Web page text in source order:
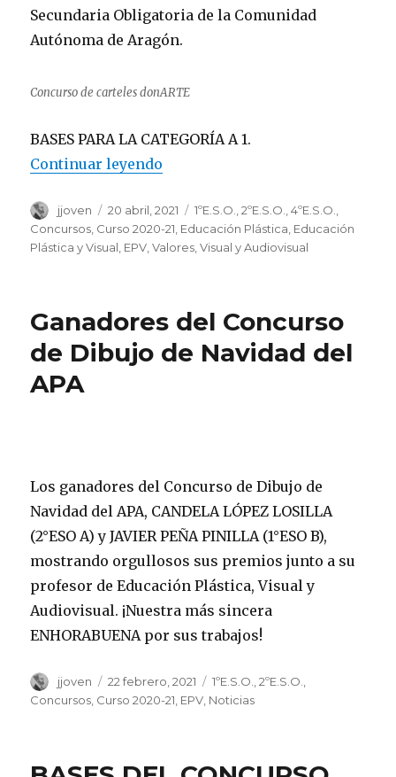
Secundaria Obligatoria de la Comunidad
Autónoma de Aragón.
Concurso de carteles donARTE
BASES PARA LA CATEGORÍA A 1.
Continuar leyendo
Autor
jjoven
Publicado
el
20 abril, 2021 Categorías
1ºE.S.O. ,2ºE.S.O. ,4ºE.S.O.
Concursos Curso 2020-21 Educación Plástica Educación
Plástica y Visual EPV ,Valores ,Visual y Audiovisual
Ganadores del Concurso
de Dibujo de Navidad del
APA
Los ganadores del Concurso de Dibujo de
Navidad del APA, CANDELA LÓPEZ LOSILLA
(2°ESO A) y JAVIER PEÑA PINILLA (1°ESO B),
mostrando orgullosos sus premios junto a su
profesor de Educación Plástica, Visual y
Audiovisual. ¡Nuestra más sincera
ENHORABUENA por sus trabajos!
Autor
jjoven
Publicado
el
22 febrero, 2021 Categorías
1ºE.S.O. ,2ºE.S.O.
Concursos Curso 2020-21 EPV Noticias